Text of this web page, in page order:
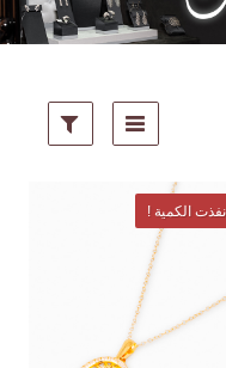
الكمية !